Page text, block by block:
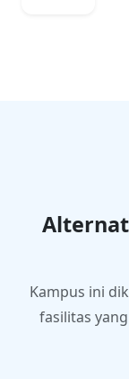
Kampus ini
fasilitas